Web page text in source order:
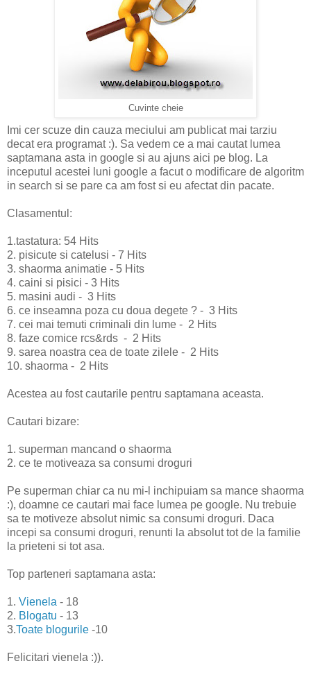
Cuvinte cheie
Imi cer scuze din cauza meciului am publicat mai tarziu
decat era programat :). Sa vedem ce a mai cautat lumea
saptamana asta in google si au ajuns aici pe blog. La
inceputul acestei luni google a facut o modificare de algoritm
in search si se pare ca am fost si eu afectat din pacate.
Clasamentul:
1.tastatura: 54 Hits
2. pisicute si catelusi - 7 Hits
3. shaorma animatie - 5 Hits
4. caini si pisici - 3 Hits
5. masini audi - 3 Hits
6. ce inseamna poza cu doua degete ? - 3 Hits
7. cei mai temuti criminali din lume - 2 Hits
8. faze comice rcs&rds - 2 Hits
9. sarea noastra cea de toate zilele - 2 Hits
10. shaorma - 2 Hits
Acestea au fost cautarile pentru saptamana aceasta.
Cautari bizare:
1. superman mancand o shaorma
2. ce te motiveaza sa consumi droguri
Pe superman chiar ca nu mi-l inchipuiam sa mance shaorma
:), doamne ce cautari mai face lumea pe google. Nu trebuie
sa te motiveze absolut nimic sa consumi droguri. Daca
incepi sa consumi droguri, renunti la absolut tot de la familie
la prieteni si tot asa.
Top parteneri saptamana asta:
1. Vienela - 18
2. Blogatu - 13
3.Toate blogurile -10
Felicitari vienela :)).